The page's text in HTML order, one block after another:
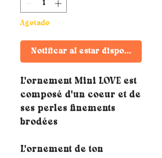
Agotado
Notificar al estar disponible
L'ornement Mini LOVE est
composé d'un coeur et de
ses perles finements
brodées
L'ornement de ton